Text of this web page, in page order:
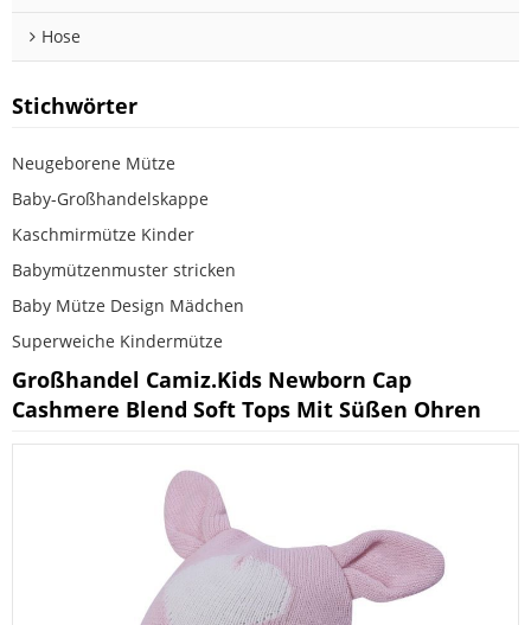
Hose
Stichwörter
Neugeborene Mütze
Baby-Großhandelskappe
Kaschmirmütze Kinder
Babymützenmuster stricken
Baby Mütze Design Mädchen
Superweiche Kindermütze
Großhandel Camiz.kids Newborn Cap
Cashmere Blend Soft Tops Mit Süßen Ohren